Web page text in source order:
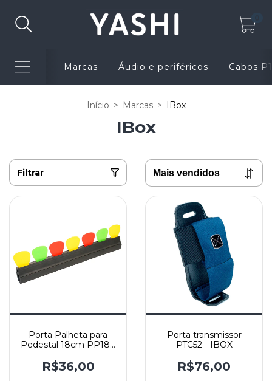
Marcas Áudio e periféricos Cabos
Início > Marcas > IBox
IBox
Filtrar
Porta Palheta para
Pedestal 18cm PP18 -
R$36,00
Porta transmissor
PTC52 - IBOX
R$76,00